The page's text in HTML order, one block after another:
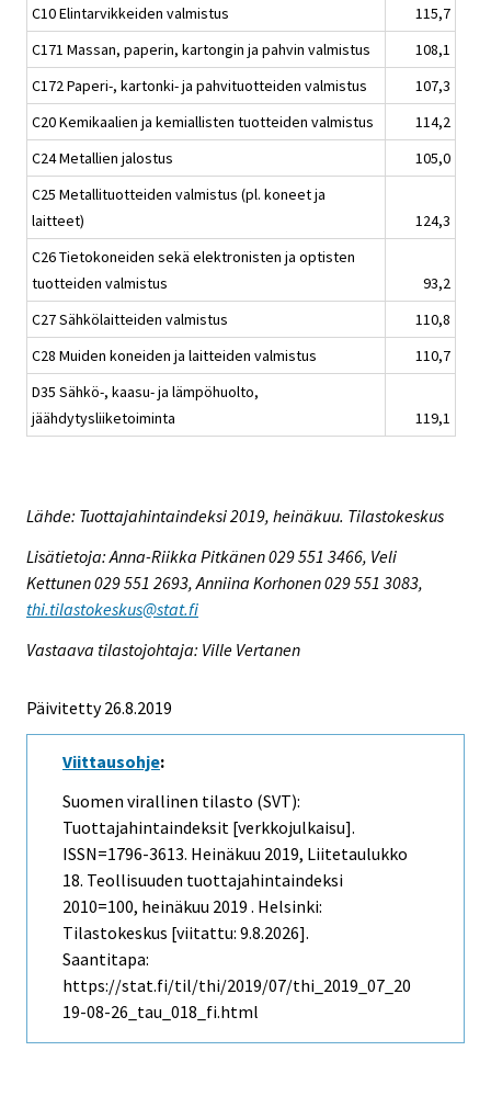
C10 Elintarvikkeiden valmistus
115,7
C171 Massan, paperin, kartongin ja pahvin valmistus
108,1
C172 Paperi-, kartonki- ja pahvituotteiden valmistus
107,3
C20 Kemikaalien ja kemiallisten tuotteiden valmistus
114,2
C24 Metallien jalostus
105,0
C25 Metallituotteiden valmistus (pl. koneet ja
laitteet)
124,3
C26 Tietokoneiden sekä elektronisten ja optisten
tuotteiden valmistus
93,2
C27 Sähkölaitteiden valmistus
110,8
C28 Muiden koneiden ja laitteiden valmistus
110,7
D35 Sähkö-, kaasu- ja lämpöhuolto,
jäähdytysliiketoiminta
119,1
Lähde: Tuottajahintaindeksi 2019, heinäkuu. Tilastokeskus
Lisätietoja: Anna-Riikka Pitkänen 029 551 3466, Veli
Kettunen 029 551 2693, Anniina Korhonen 029 551 3083,
thi.tilastokeskus@stat.fi
Vastaava tilastojohtaja: Ville Vertanen
Päivitetty 26.8.2019
Viittausohje:
Suomen virallinen tilasto (SVT):
Tuottajahintaindeksit [verkkojulkaisu].
ISSN=1796-3613. Heinäkuu 2019, Liitetaulukko
18. Teollisuuden tuottajahintaindeksi
2010=100, heinäkuu 2019 . Helsinki:
Tilastokeskus [viitattu: 9.8.2026].
Saantitapa:
https://stat.fi/til/thi/2019/07/thi_2019_07_20
19-08-26_tau_018_fi.html